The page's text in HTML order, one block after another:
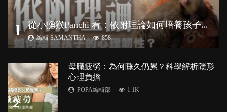
1 從
小獼猴Panchi 看：依附理論如何培養孩子心理韌性？
編輯 SAMANTHA 858
2
母職疲勞：為何睡久仍累？科學解析隱形
心理負擔
POPA編輯部 1.1K